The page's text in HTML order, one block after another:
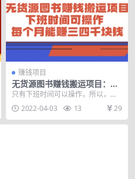
赚钱项目
无货源图书赚钱搬运项目：下
班时间可操作，每个月能赚三
只有下班时间可以操作，所以，选
择了无货源图书模式，做搬运。搞
了四个账号，每个月能...
2022-04-03 13 29